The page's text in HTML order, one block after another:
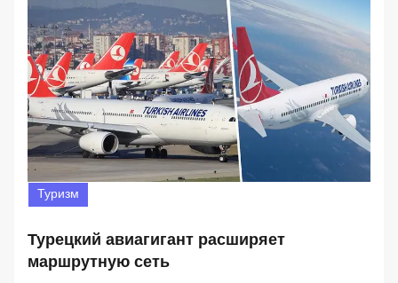
Туризм
Турецкий авиагигант расширяет
маршрутную сеть